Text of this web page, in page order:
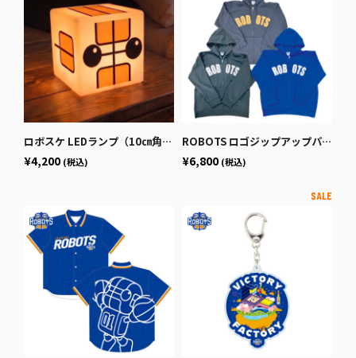
ロボスケ LEDランプ（10㎝角タイプ）
¥4,200 (税込)
ROBOTS ロゴジップアップパーカー
¥6,800 (税込)